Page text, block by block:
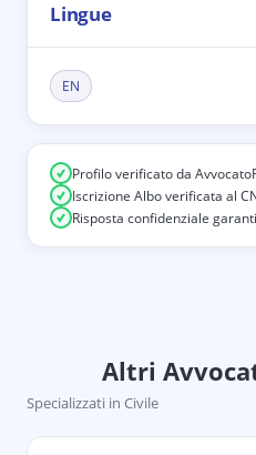
Lingue
EN
Profilo verificato da
Iscrizione Albo verificata al
Risposta confidenziale
Altri
Specializzati in Civile